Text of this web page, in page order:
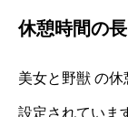
休憩時間の
美女と野獣 の
設定されていま